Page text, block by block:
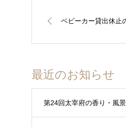
ベビーカー貸出休止
最近のお知らせ
第24回太宰府の香り・風